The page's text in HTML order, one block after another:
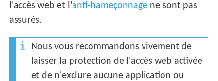
l'accès web et l'anti-hameçonnage ne sont pas
assurés.
Nous vous recommandons vivement de
laisser la protection de l'accès web activée
et de n'exclure aucune application ou